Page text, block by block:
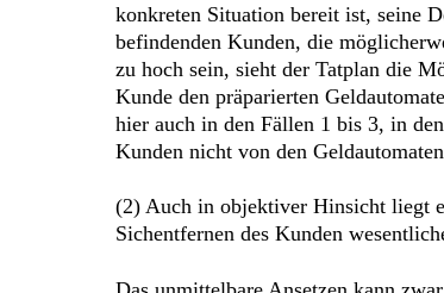
konkreten Situation bereit ist, seine
befindenden Kunden, die
zu hoch sein, sieht der Tatplan die
Kunde den präparierten
hier auch in den Fällen 1 bis 3, in
Kunden nicht von den
(2) Auch in objektiver Hinsicht liegt
Sichentfernen des Kunden